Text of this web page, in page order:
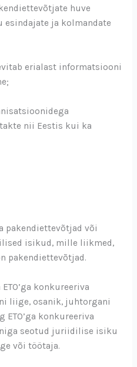
huve
ja kolmandate
erialast informatsiooni
nii Eestis kui ka
pakendiettevõtjad või
isikud, mille liikmed,
pakendiettevõtjad.
konkureeriva
liige, osanik, juhtorgani
konkureeriva
seotud juriidilise isiku
või töötaja.